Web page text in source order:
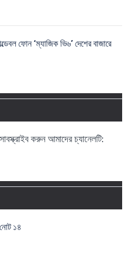
ফোন ‘ম্যাজিক ভি৬’ দেশের বাজারে
করুন আমাদের চ্যানেলটি:
১৪